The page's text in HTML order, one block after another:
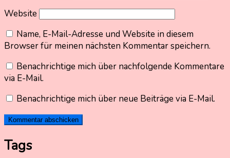
Website
Name, E-Mail-Adresse und Website in diesem
Browser für meinen nächsten Kommentar speichern.
Benachrichtige mich über nachfolgende Kommentare
via E-Mail.
Benachrichtige mich über neue Beiträge via E-Mail.
Tags